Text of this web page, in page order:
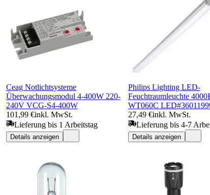
Ceag Notlichtsysteme
Überwachungsmodul 4-400W 220-
240V VCG-S4-400W
101,99 €inkl. MwSt.
Lieferung bis 1 Arbeitstag
Details anzeigen
Philips Lighting LED-
Feuchtraumleuchte
WT060C
27,49 €inkl. MwSt.
Lieferung bis 4-7
Details anzeigen